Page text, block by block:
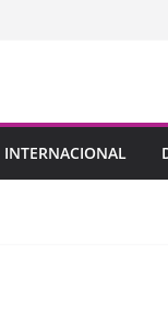
INTERNACIONAL